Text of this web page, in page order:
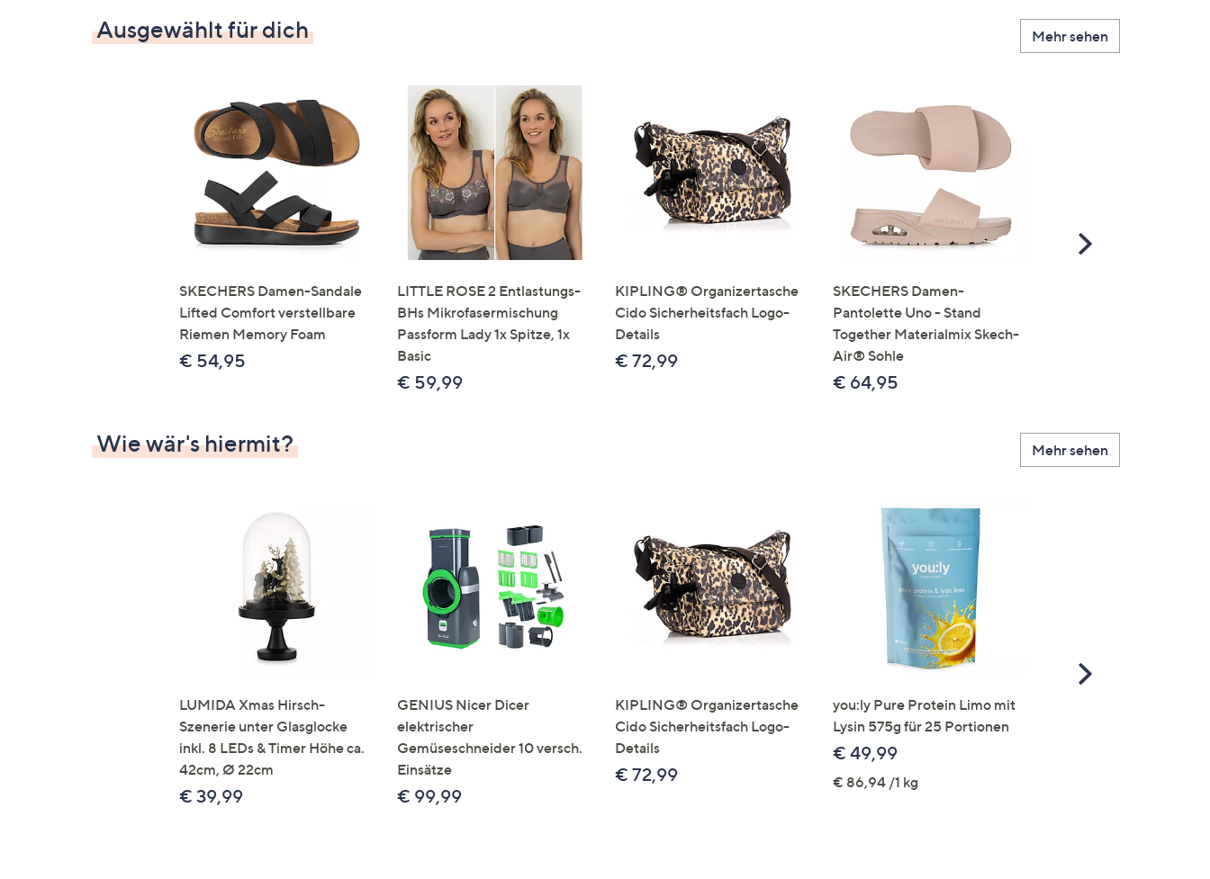
Ausgewählt für dich Mehr sehen
SKECHERS Damen-Sandale
Lifted Comfort verstellbare
Riemen Memory Foam
€ 54,95
LITTLE ROSE 2 Entlastungs-
BHs Mikrofasermischung
Passform Lady 1x Spitze, 1x
Basic
€ 59,99
KIPLING® Organizertasche
Cido Sicherheitsfach Logo-
Details
€ 72,99
SKECHERS Damen-
Pantolette Uno - Stand
Together Materialmix Skech-
Air® Sohle
€ 64,95
Scroll
Wie wär's hiermit? Mehr sehen
LUMIDA Xmas Hirsch-
Szenerie unter Glasglocke
inkl. 8 LEDs & Timer Höhe ca.
42cm, Ø 22cm
€ 39,99
GENIUS Nicer Dicer
elektrischer
Gemüseschneider 10 versch.
Einsätze
€ 99,99
KIPLING® Organizertasche
Cido Sicherheitsfach Logo-
Details
€ 72,99
you:ly Pure Protein Limo mit
Lysin 575g für 25 Portionen
€ 49,99
€ 86,94 /1 kg
Scroll